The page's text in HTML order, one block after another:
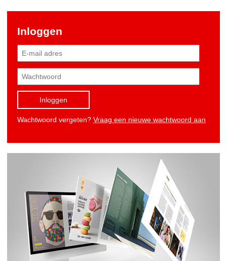
Inloggen
Inloggen
Wachtwoord vergeten? Vraag een nieuwe wachtwoord aan